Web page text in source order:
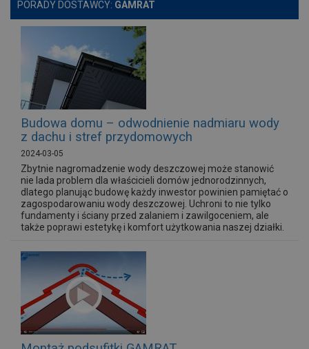
PORADY DOSTAWCY: GAMRAT
Budowa domu – odwodnienie nadmiaru wody
z dachu i stref przydomowych
2024-03-05
Zbytnie nagromadzenie wody deszczowej może stanowić
nie lada problem dla właścicieli domów jednorodzinnych,
dlatego planując budowę każdy inwestor powinien pamiętać o
zagospodarowaniu wody deszczowej. Uchroni to nie tylko
fundamenty i ściany przed zalaniem i zawilgoceniem, ale
także poprawi estetykę i komfort użytkowania naszej działki.